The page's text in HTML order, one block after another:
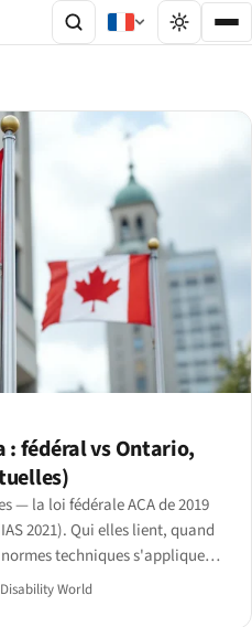
: fédéral vs Ontario,
— la loi fédérale ACA de 2019
2021). Qui elles lient, quand
techniques s'appliquent
World